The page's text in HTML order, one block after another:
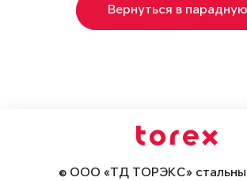
Вернуться в парадную
© ООО «ТД ТОРЭКС»